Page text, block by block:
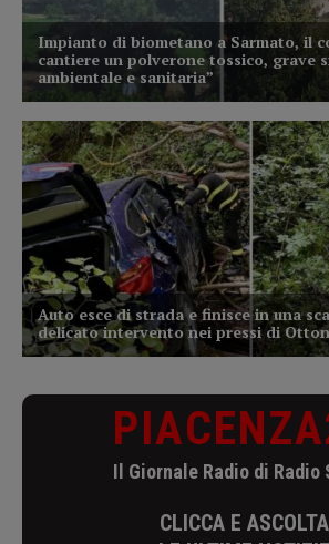
Il Giornale Radio di Radio
CLICCA E ASCOLTA